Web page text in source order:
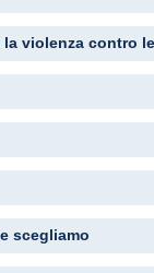
violenza contro
scegliamo